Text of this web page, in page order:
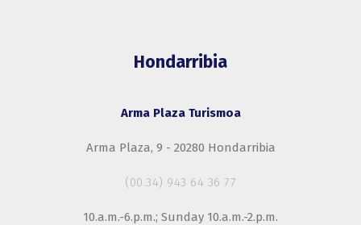
Hondarribia
Arma Plaza Turismoa
Arma Plaza, 9 - 20280 Hondarribia
(00.34) 943 64 36 77
10.a.m.-6.p.m.; Sunday 10.a.m.-2.p.m.